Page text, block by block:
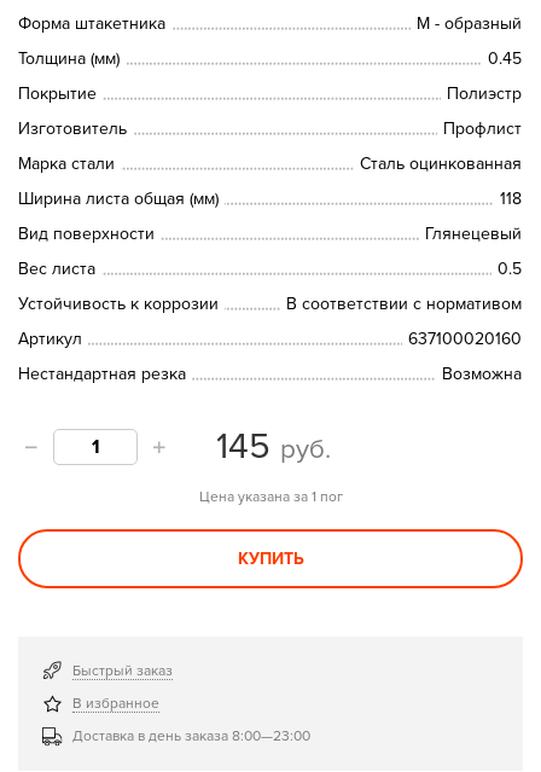
Форма штакетника
М - образный
Толщина (мм)
0.45
Покрытие
Полиэстр
Изготовитель
Профлист
Марка стали
Сталь оцинкованная
Ширина листа общая (мм)
118
Вид поверхности
Глянецевый
Вес листа
0.5
Устойчивость к коррозии
В соответствии с нормативом
Артикул
637100020160
Нестандартная резка
Возможна
145 руб.
Цена указана за 1 пог
КУПИТЬ
Быстрый заказ
В избранное
Доставка в день заказа 8:00—23:00